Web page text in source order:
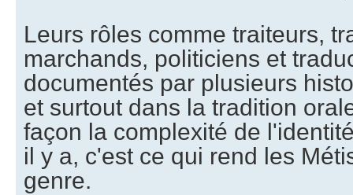
Leurs rôles comme traiteurs,
marchands, politiciens et
documentés par plusieurs
et surtout dans la tradition
façon la complexité de
il y a, c'est ce qui rend les
genre.